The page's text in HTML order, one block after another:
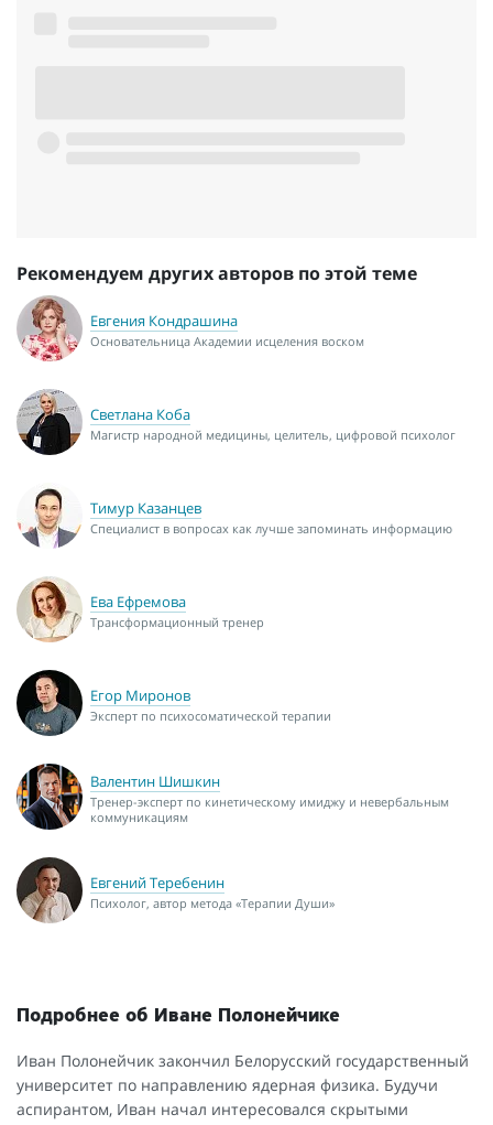
Рекомендуем других авторов по этой теме
Евгения Кондрашина
Основательница Академии исцеления воском
Светлана Коба
Магистр народной медицины, целитель, цифровой психолог
Тимур Казанцев
Специалист в вопросах как лучше запоминать информацию
Ева Ефремова
Трансформационный тренер
Егор Миронов
Эксперт по психосоматической терапии
Валентин Шишкин
Тренер-эксперт по кинетическому имиджу и невербальным
коммуникациям
Евгений Теребенин
Психолог, автор метода «Терапии Души»
Подробнее об Иване Полонейчике
Иван Полонейчик закончил Белорусский государственный
университет по направлению ядерная физика. Будучи
аспирантом, Иван начал интересовался скрытыми